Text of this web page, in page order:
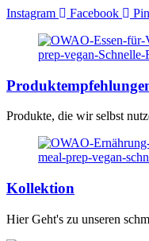
Instagram Facebook
Produkte, die wir selbst
Kollektion
Hier Geht's zu unseren